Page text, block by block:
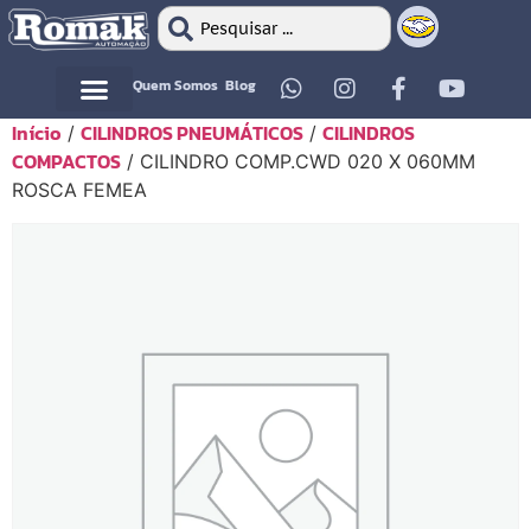
Quem Somos Blog
Início / CILINDROS PNEUMÁTICOS / CILINDROS
COMPACTOS / CILINDRO COMP.CWD 020 X 060MM
ROSCA FEMEA